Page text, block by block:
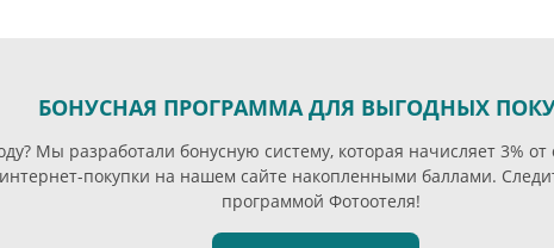
БОНУСНАЯ ПРОГРАММА ДЛЯ ВЫГОДНЫХ
Мы разработали бонусную систему, которая начисляет 3%
покупки на нашем сайте накопленными баллами.
программой Фотоотеля!